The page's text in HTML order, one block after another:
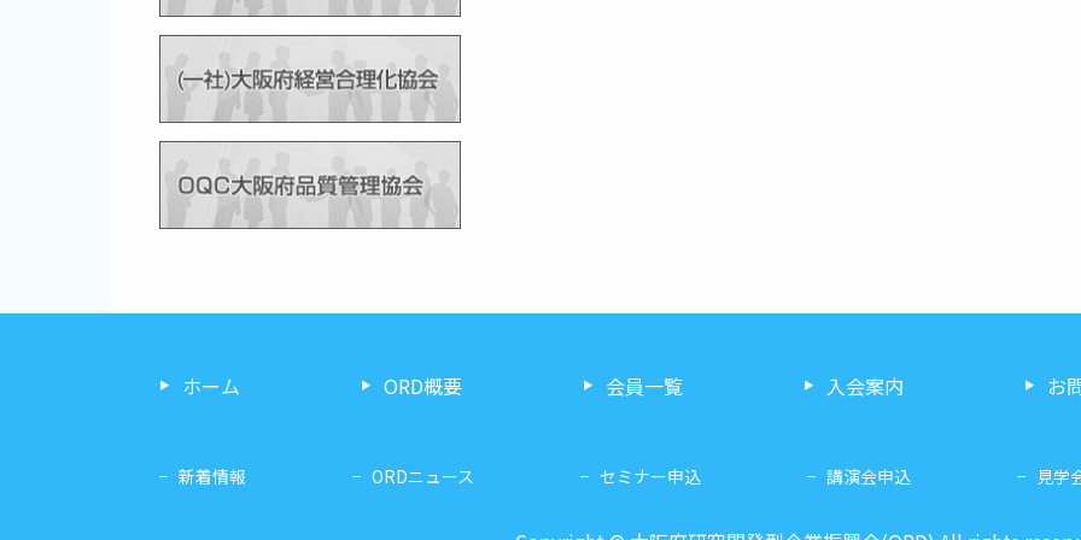
ホーム ORD概要 会員一覧 入会案内 お
新着情報 ORDニュース セミナー申込 講演会申込 見学